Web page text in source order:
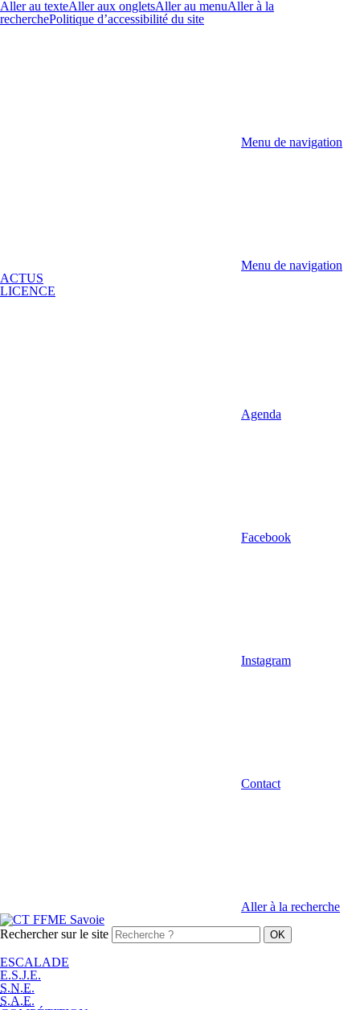
Aller au texteAller aux ongletsAller au menuAller à la
recherchePolitique d’accessibilité du site
Menu de navigation
Menu de navigation
ACTUS
LICENCE
Agenda
Facebook
Instagram
Contact
Aller à la recherche
Rechercher sur le site
ESCALADE
E.S.J.E.
S.N.E.
S.A.E.